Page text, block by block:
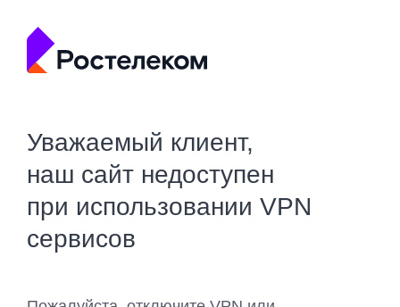
Уважаемый клиент,
наш сайт недоступен
при использовании VPN
сервисов